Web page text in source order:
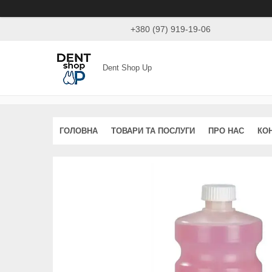
+380 (97) 919-19-06
Dent Shop Up
ГОЛОВНА ТОВАРИ ТА ПОСЛУГИ ПРО НАС